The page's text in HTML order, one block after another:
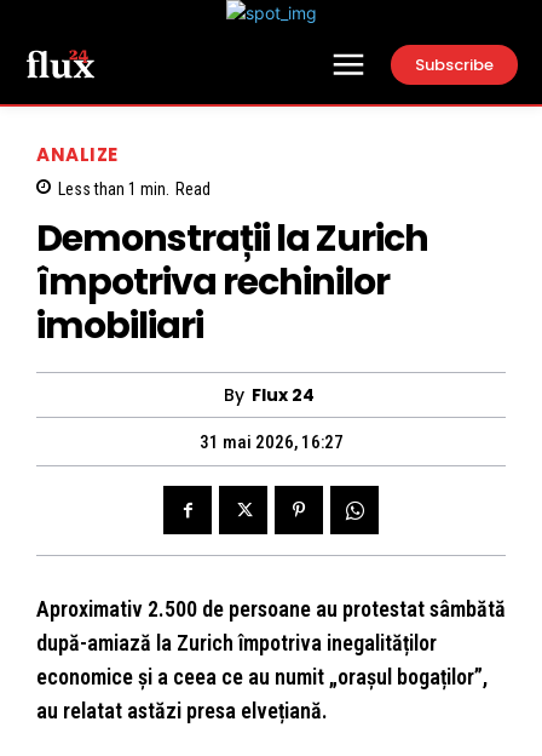
Subscribe
ANALIZE
Less than 1 min. Read
Demonstrații la Zurich
împotriva rechinilor
imobiliari
By Flux 24
31 mai 2026, 16:27
Aproximativ 2.500 de persoane au protestat sâmbătă
după-amiază la Zurich împotriva inegalităților
economice și a ceea ce au numit „orașul bogaților”,
au relatat astăzi presa elvețiană.